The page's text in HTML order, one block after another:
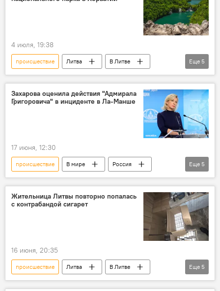
вождение в нетрезвом состоянии
ВС Литвы
4 июля, 19:38
происшествие Литва
В Литве
Хорватия
Происшествия
природа
заповедник
Общество
Еще 5
Захарова оценила действия "Адмирала
Григоровича" в инциденте в Ла-Манше
17 июня, 12:30
происшествие В мире
Россия
МИД РФ
Мария Захарова
Минобороны РФ
ВМФ России
Ла-Манш
Еще 5
Жительница Литвы повторно попалась
с контрабандой сигарет
16 июня, 20:35
происшествие Литва
В Литве
Общество
Еще 5